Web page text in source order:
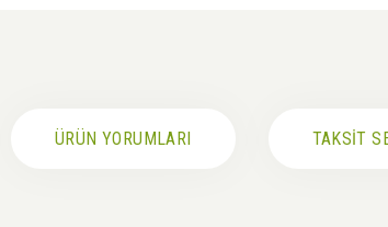
ÜRÜN YORUMLARI TAKSİT